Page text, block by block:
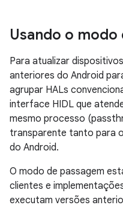
Usando o modo
Para atualizar
anteriores do Android
agrupar HALs
interface HIDL que
mesmo processo
transparente tanto para
do Android.
O modo de passagem
clientes e
executam versões